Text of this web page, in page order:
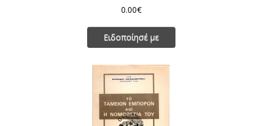
0.00€
Ειδοποίησέ με